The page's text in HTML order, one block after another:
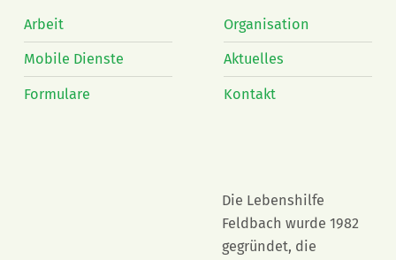
Arbeit
Mobile Dienste
Formulare
Organisation
Aktuelles
Kontakt
Die Lebenshilfe
Feldbach wurde 1982
gegründet, die